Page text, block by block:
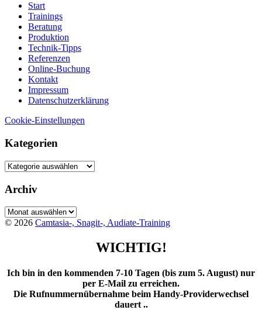
Start
Trainings
Beratung
Produktion
Technik-Tipps
Referenzen
Online-Buchung
Kontakt
Impressum
Datenschutzerklärung
Cookie-Einstellungen
Kategorien
Kategorien
Archiv
Archiv
© 2026 Camtasia-, Snagit-, Audiate-Training
WICHTIG!
Ich bin in den kommenden 7-10 Tagen (bis zum 5. August) nur
per E-Mail zu erreichen.
Die Rufnummernübernahme beim Handy-Providerwechsel
dauert ..